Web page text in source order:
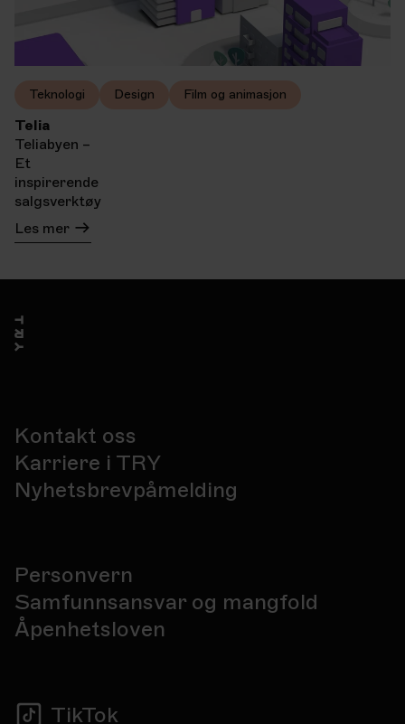
Telia
Teliabyen –
Et
inspirerende
salgsverktøy
Teknologi Design Film og animasjon
Les mer
Kontakt oss
Karriere i TRY
Nyhetsbrevpåmelding
Personvern
Samfunnsansvar og mangfold
Åpenhetsloven
TikTok